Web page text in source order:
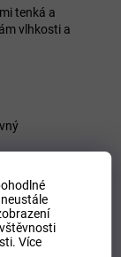
Více
tenká a
vlhkosti a